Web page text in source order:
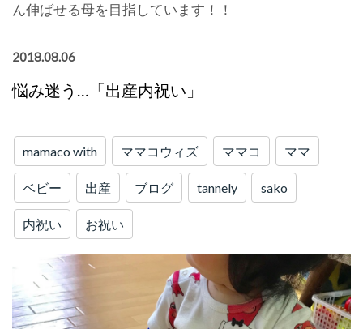
ん伸ばせる母を目指しています！！
2018.08.06
悩み迷う…「出産内祝い」
mamaco with ママコウィズ ママコ ママ
ベビー 出産 ブログ tannely sako
内祝い お祝い